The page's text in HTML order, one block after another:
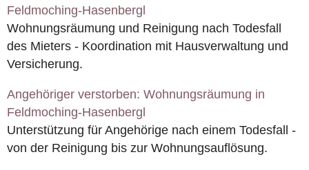
Feldmoching-Hasenbergl
Wohnungsräumung und Reinigung nach Todesfall
des Mieters - Koordination mit Hausverwaltung und
Versicherung.
Angehöriger verstorben: Wohnungsräumung in
Feldmoching-Hasenbergl
Unterstützung für Angehörige nach einem Todesfall -
von der Reinigung bis zur Wohnungsauflösung.